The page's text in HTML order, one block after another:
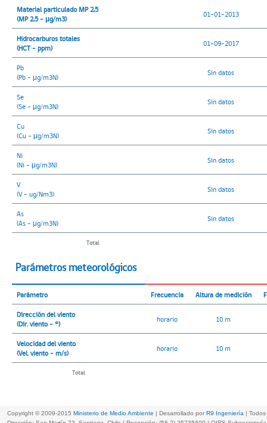
Material particulado MP 2,5
(MP 2,5 - μg/m3)
01-01-2013
Hidrocarburos totales
(HCT - ppm)
01-09-2017
Pb
(Pb - μg/m3N)
Sin datos
Se
(Se - μg/m3N)
Sin datos
Cu
(Cu - μg/m3N)
Sin datos
Ni
(Ni - μg/m3N)
Sin datos
V
(V - ug/Nm3)
Sin datos
As
(As - μg/m3N)
Sin datos
Total
Parámetros meteorológicos
Parámetro Frecuencia Altura de medición
Dirección del viento
(Dir. viento - °)
horario 10 m
Velocidad del viento
(Vel. viento - m/s)
horario 10 m
Total
Copyright © 2009-2015 Ministerio de Medio Ambiente | Desarrollado por R9 Ingeniería |